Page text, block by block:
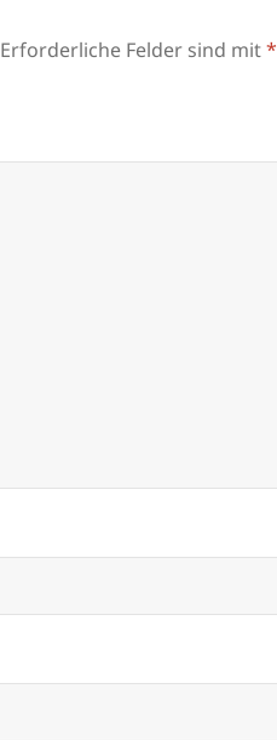
Erforderliche Felder sind mit*